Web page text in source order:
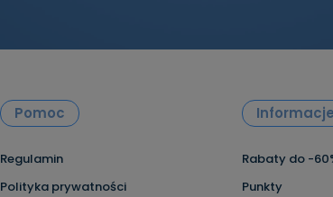
Pomoc
Regulamin
Polityka prywatności
Informacje
Rabaty do -
Punkty